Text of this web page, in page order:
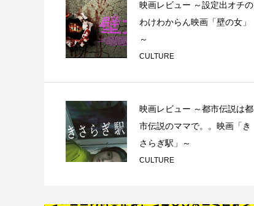
映画レビュー ～設定出オチの
わけわからん映画「壁の女」
～
CULTURE
映画レビュー ～都市伝説は都
市伝説のママで。。映画「き
さらぎ駅」～
CULTURE